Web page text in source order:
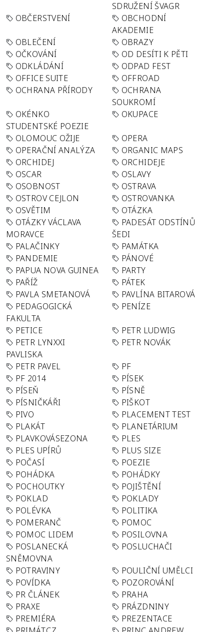
SDRUŽENÍ ŠVAGR
OBČERSTVENÍ
OBCHODNÍ
AKADEMIE
OBLEČENÍ
OBRAZY
OČKOVÁNÍ
OD DESÍTI K PĚTI
ODKLÁDÁNÍ
ODPAD FEST
OFFICE SUITE
OFFROAD
OCHRANA PŘÍRODY
OCHRANA
SOUKROMÍ
OKÉNKO
STUDENTSKÉ POEZIE
OKUPACE
OLOMOUC OŽIJE
OPERA
OPERAČNÍ ANALÝZA
ORGANIC MAPS
ORCHIDEJ
ORCHIDEJE
OSCAR
OSLAVY
OSOBNOST
OSTRAVA
OSTROV CEJLON
OSTROVANKA
OSVĚTIM
OTÁZKA
OTÁZKY VÁCLAVA
MORAVCE
PADESÁT ODSTÍNŮ
ŠEDI
PALAČINKY
PAMÁTKA
PANDEMIE
PÁNOVÉ
PAPUA NOVA GUINEA
PARTY
PAŘÍŽ
PÁTEK
PAVLA SMETANOVÁ
PAVLÍNA BITAROVÁ
PEDAGOGICKÁ
FAKULTA
PENÍZE
PETICE
PETR LUDWIG
PETR LYNXXI
PAVLISKA
PETR NOVÁK
PETR PAVEL
PF
PF 2014
PÍSEK
PÍSEŇ
PÍSNĚ
PÍSNIČKÁŘI
PIŠKOT
PIVO
PLACEMENT TEST
PLAKÁT
PLANETÁRIUM
PLAVKOVÁSEZONA
PLES
PLES UPÍRŮ
PLUS SIZE
POČASÍ
POEZIE
POHÁDKA
POHÁDKY
POCHOUTKY
POJIŠTĚNÍ
POKLAD
POKLADY
POLÉVKA
POLITIKA
POMERANČ
POMOC
POMOC LIDEM
POSILOVNA
POSLANECKÁ
SNĚMOVNA
POSLUCHAČI
POTRAVINY
POULIČNÍ UMĚLCI
POVÍDKA
POZOROVÁNÍ
PR ČLÁNEK
PRAHA
PRAXE
PRÁZDNINY
PREMIÉRA
PREZENTACE